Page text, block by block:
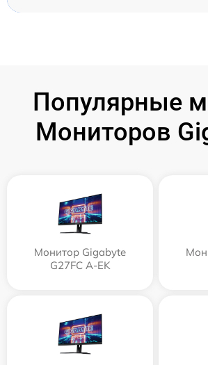
Популярные
Мониторов
Монитор Gigabyte
G27FC A-EK